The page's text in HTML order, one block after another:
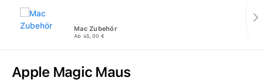
Mac Zubehör
Ab 45,00 €
Apple Magic Maus